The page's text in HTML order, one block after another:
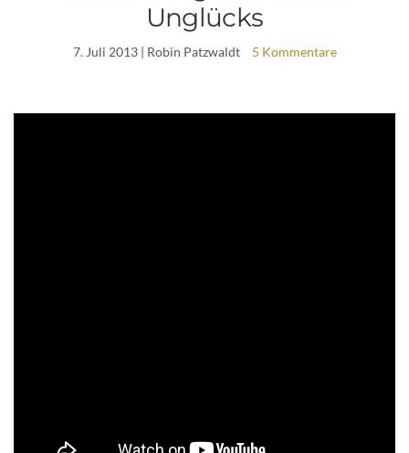
Unglücks
7. Juli 2013| Robin Patzwaldt 5 Kommentare